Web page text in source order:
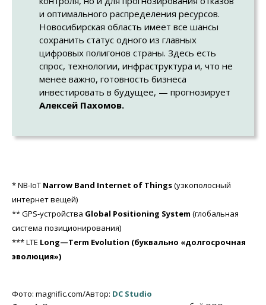
и оптимального распределения ресурсов.
Новосибирская область имеет все шансы
сохранить статус одного из главных
цифровых полигонов страны. Здесь есть
спрос, технологии, инфраструктура и, что не
менее важно, готовность бизнеса
инвестировать в будущее, — прогнозирует
Алексей Пахомов.
* NB-IoT Narrow Band Internet of Things(узкополосный
интернет вещей)
** GPS-устройства Global Positioning System (глобальная
система позиционирования)
*** LTE Long—Term Evolution (буквально «долгосрочная
эволюция»)
Фото: magnific.com/Автор: DC Studio